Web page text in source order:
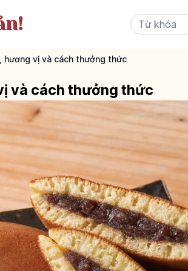
hương vị và cách thưởng thức
và cách thưởng thức